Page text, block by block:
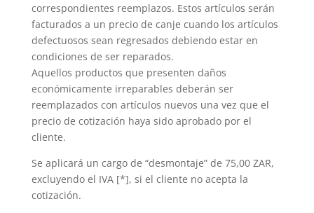
correspondientes reemplazos. Estos artículos serán
facturados a un precio de canje cuando los artículos
defectuosos sean regresados debiendo estar en
condiciones de ser reparados.
Aquellos productos que presenten daños
económicamente irreparables deberán ser
reemplazados con artículos nuevos una vez que el
precio de cotización haya sido aprobado por el
cliente.
Se aplicará un cargo de “desmontaje” de 75,00 ZAR,
excluyendo el IVA [*], si el cliente no acepta la
cotización.